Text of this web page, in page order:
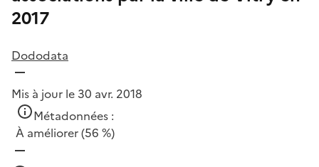
2017
Dododata
Mis à jour le 30 avr. 2018
Métadonnées :
À améliorer(56 %)